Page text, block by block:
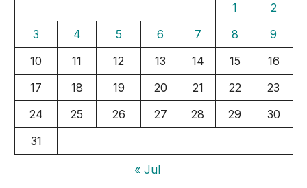
1
2
3
4 5 6 7 8
9
10
11 12 13 14 15
16
17
18 19 20 21 22
23
24
25 26 27 28 29
30
31
« Jul